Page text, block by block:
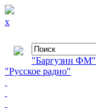
x
"Баргузин ФМ"
"Русское радио"